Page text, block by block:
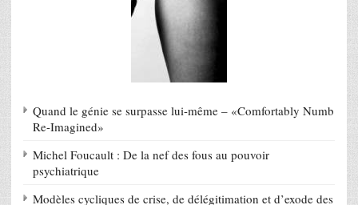
Quand le génie se surpasse lui-même – «Comfortably Numb
Re-Imagined»
Michel Foucault : De la nef des fous au pouvoir
psychiatrique
Modèles cycliques de crise, de délégitimation et d’exode des